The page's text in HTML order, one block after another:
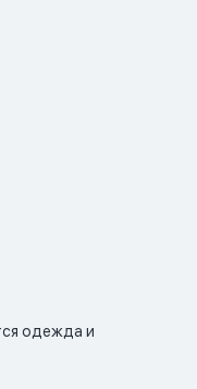
одежда и